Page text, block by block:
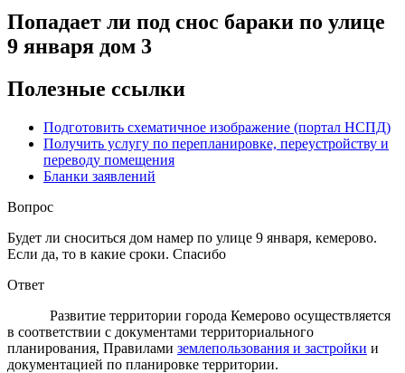
Попадает ли под снос бараки по улице
9 января дом 3
Полезные ссылки
Подготовить схематичное изображение (портал НСПД)
Получить услугу по перепланировке, переустройству и
переводу помещения
Бланки заявлений
Вопрос
Будет ли сноситься дом намер по улице 9 января, кемерово.
Если да, то в какие сроки. Спасибо
Ответ
Развитие территории города Кемерово осуществляется
в соответствии с документами территориального
планирования, Правилами землепользования и застройки и
документацией по планировке территории.